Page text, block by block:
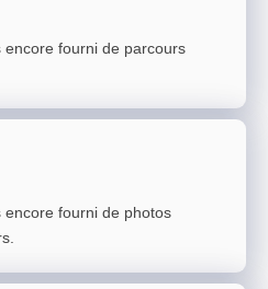
fourni de parcours
fourni de photos